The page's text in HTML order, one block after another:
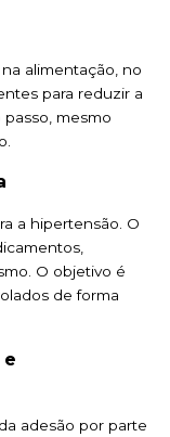
alimentação, no
para reduzir a
mesmo
a hipertensão. O
O objetivo é
de forma
adesão por parte